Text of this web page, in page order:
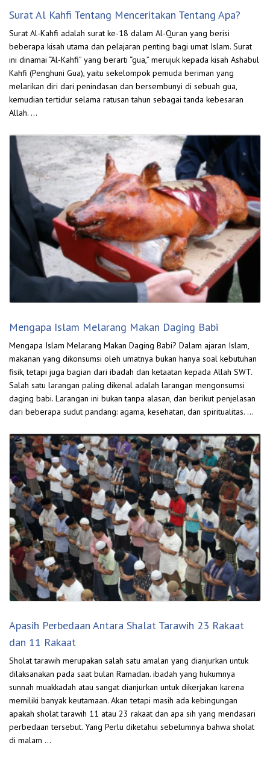
Surat Al Kahfi Tentang Menceritakan Tentang Apa?
Surat Al-Kahfi adalah surat ke-18 dalam Al-Quran yang berisi
beberapa kisah utama dan pelajaran penting bagi umat Islam. Surat
ini dinamai “Al-Kahfi” yang berarti “gua,” merujuk kepada kisah Ashabul
Kahfi (Penghuni Gua), yaitu sekelompok pemuda beriman yang
melarikan diri dari penindasan dan bersembunyi di sebuah gua,
kemudian tertidur selama ratusan tahun sebagai tanda kebesaran
Allah. …
Mengapa Islam Melarang Makan Daging Babi
Mengapa Islam Melarang Makan Daging Babi? Dalam ajaran Islam,
makanan yang dikonsumsi oleh umatnya bukan hanya soal kebutuhan
fisik, tetapi juga bagian dari ibadah dan ketaatan kepada Allah SWT.
Salah satu larangan paling dikenal adalah larangan mengonsumsi
daging babi. Larangan ini bukan tanpa alasan, dan berikut penjelasan
dari beberapa sudut pandang: agama, kesehatan, dan spiritualitas. …
Apasih Perbedaan Antara Shalat Tarawih 23 Rakaat
dan 11 Rakaat
Sholat tarawih merupakan salah satu amalan yang dianjurkan untuk
dilaksanakan pada saat bulan Ramadan. ibadah yang hukumnya
sunnah muakkadah atau sangat dianjurkan untuk dikerjakan karena
memiliki banyak keutamaan. Akan tetapi masih ada kebingungan
apakah sholat tarawih 11 atau 23 rakaat dan apa sih yang mendasari
perbedaan tersebut. Yang Perlu diketahui sebelumnya bahwa sholat
di malam …